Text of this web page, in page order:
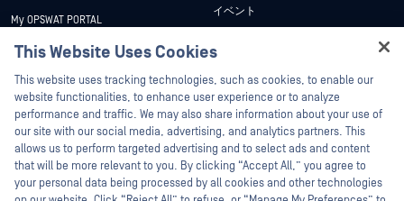
My OPSWAT PORTAL
技術文書
トレーニング
脆弱性対策プログラム
パートナー
認証
テクノロジー・パートナー
イベント
ホワイトペーパー
無料ツール
This Website Uses Cookies
This website uses tracking technologies, such as cookies, to enable our
website functionalities, to enhance user experience or to analyze
performance and traffic. We may also share information about your use of
our site with our social media, advertising, and analytics partners. This
allows us to perform targeted advertising and to select ads and content
that will be more relevant to you. By clicking “Accept All,” you agree to
your personal data being processed by all cookies and other technologies
Hey there!
I'm Ozzy, your OPSWAT virtual assistant.
How can I help you secure what's critical
today?